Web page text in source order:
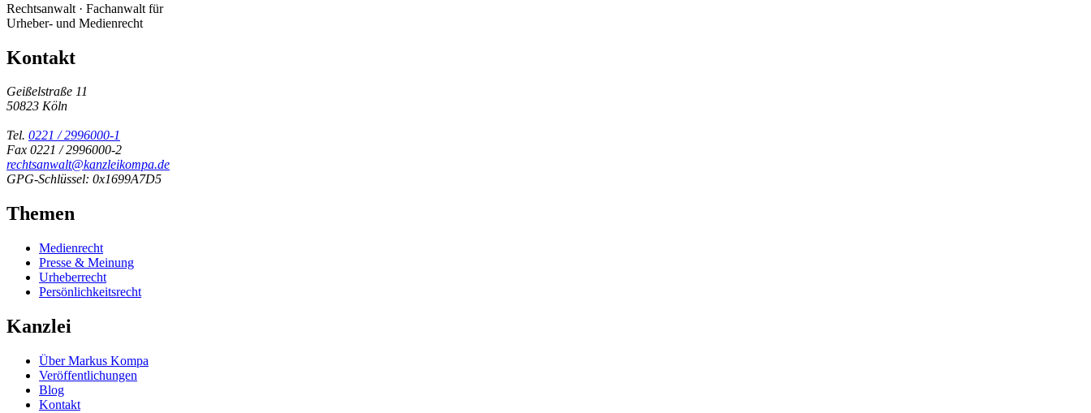
Rechtsanwalt · Fachanwalt für
Urheber- und Medienrecht
Kontakt
Geißelstraße 11
50823 Köln
Tel. 0221 / 2996000-1
Fax 0221 / 2996000-2
rechtsanwalt@kanzleikompa.de
GPG-Schlüssel: 0x1699A7D5
Themen
Medienrecht
Presse & Meinung
Urheberrecht
Persönlichkeitsrecht
Kanzlei
Über Markus Kompa
Veröffentlichungen
Blog
Kontakt